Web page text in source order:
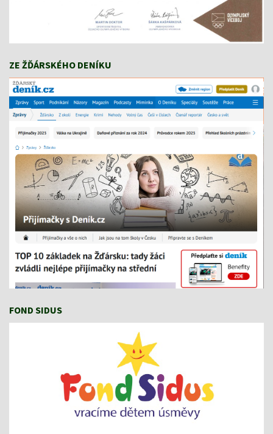
ZE ŽĎÁRSKÉHO DENÍKU
FOND SIDUS